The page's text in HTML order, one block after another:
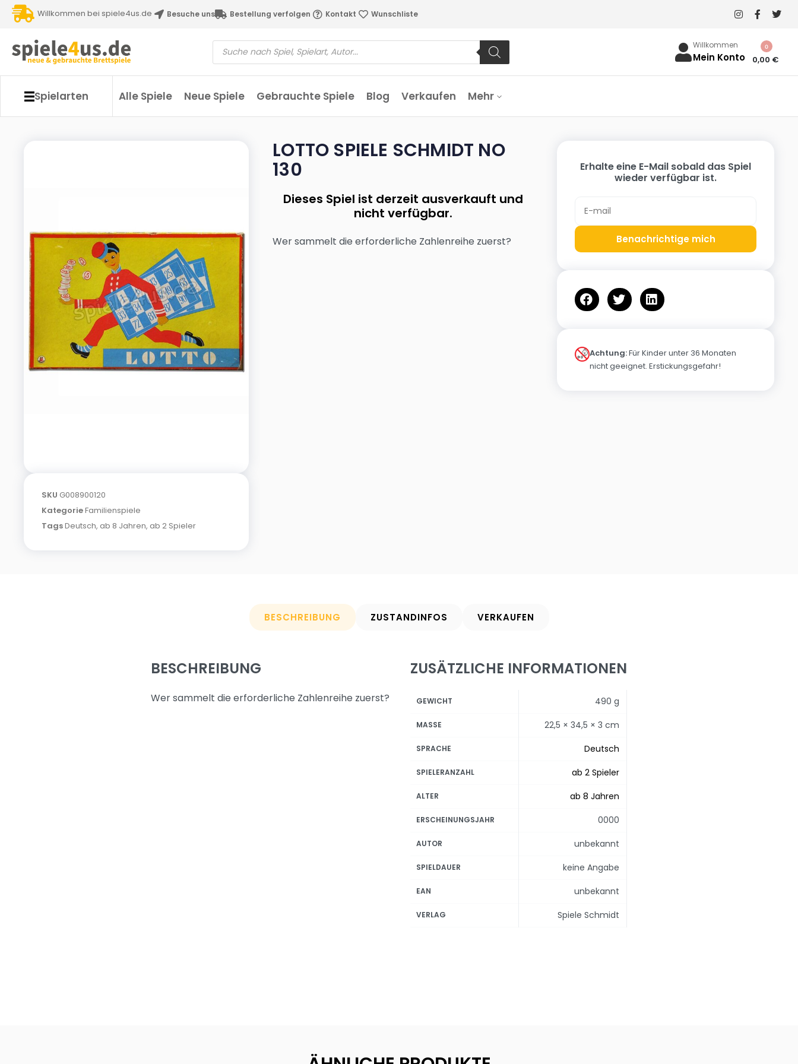
Willkommen bei spiele4us.de Besuche uns Bestellung verfolgen Kontakt Wunschliste
Willkommen
Mein Konto 0,00 €
0
Spielarten Alle Spiele Neue Spiele Gebrauchte Spiele Blog Verkaufen Mehr
SKU G008900120
KategorieFamilienspiele
TagsDeutsch, ab 8 Jahren, ab 2 Spieler
LOTTO SPIELE SCHMIDT NO
130
Dieses Spiel ist derzeit ausverkauft und
nicht verfügbar.
Wer sammelt die erforderliche Zahlenreihe zuerst?
Erhalte eine E-Mail sobald das Spiel
wieder verfügbar ist.
Benachrichtige mich
Achtung:Für Kinder unter 36 Monaten
nicht geeignet. Erstickungsgefahr!
BESCHREIBUNG ZUSTANDINFOS VERKAUFEN
BESCHREIBUNG
Wer sammelt die erforderliche Zahlenreihe zuerst?
ZUSÄTZLICHE INFORMATIONEN
GEWICHT 490 g
MASSE 22,5 × 34,5 × 3 cm
SPRACHE Deutsch
SPIELERANZAHL ab 2 Spieler
ALTER ab 8 Jahren
ERSCHEINUNGSJAHR 0000
AUTOR unbekannt
SPIELDAUER keine Angabe
EAN unbekannt
VERLAG Spiele Schmidt